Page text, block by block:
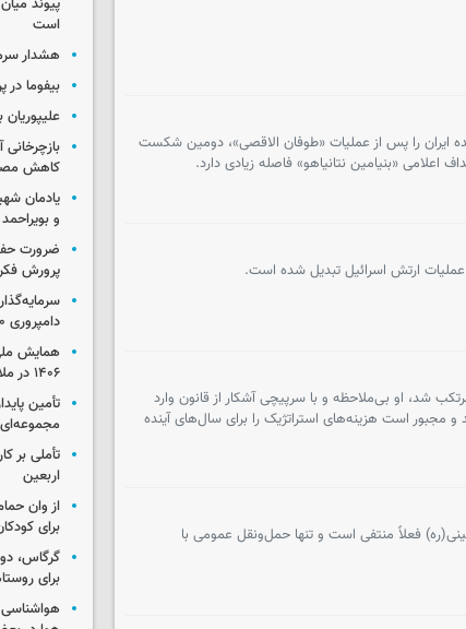
ایران را پس از عملیات «طوفان الاقصی»، دومین شکست
اعلامی «بنیامین نتانیاهو» فاصله زیادی دارد.
عملیات ارتش اسرائیل تبدیل شده است.
شد، او بی‌ملاحظه و با سرپیچی آشکار از قانون وارد
مجبور است هزینه‌های استراتژیک را برای سال‌های آینده
فعلاً منتفی است و تنها حمل‌ونقل عمومی با
پیوند
است
هشدار
بیفوما
کاهش
یادمان
و
ضرورت
پرورش
دامپروری ۳۰۰۰ رأسی در همدان
همایش
۱۴۰۶ در ملایر برگزار می‌شود
تأمین
تأملی بر
اربعین
از وان
برای
گرگاس،
برای